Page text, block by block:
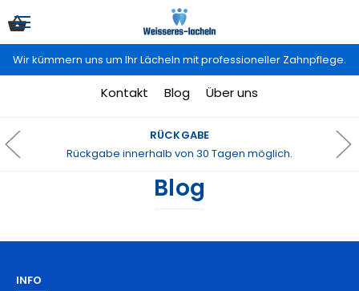
Wir kümmern uns um Ihr Lächeln mit professioneller Zahnpflege.
Kontakt Blog Über uns
RÜCKGABE
Rückgabe innerhalb von 30 Tagen möglich.
Blog
INFO